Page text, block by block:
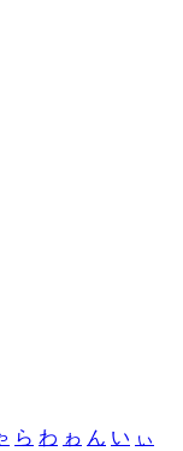
ら わ ゎ ん い ぃ